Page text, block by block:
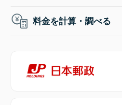
料金を計算・調べる